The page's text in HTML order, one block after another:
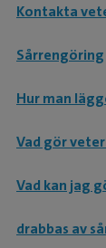
Kontakta
Sårrengöring
Hur man
Vad gör
Vad kan jag
drabbas av